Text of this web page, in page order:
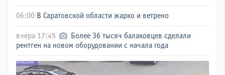
06:00 В Саратовской области жарко и ветрено
вчера 17:45
Более 36 тысяч балаковцев сделали
рентген на новом оборудовании с начала года